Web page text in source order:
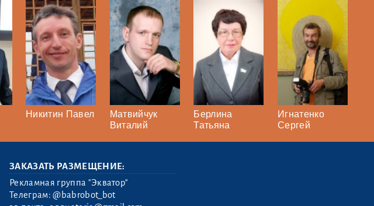
Никитин Павел
Матвийчук
Виталий
Берлина
Татьяна
Игнатенко
Сергей
ЗАКАЗАТЬ РАЗМЕЩЕНИЕ:
Рекламная группа "Экватор"
Телеграм:@babrobot_bot